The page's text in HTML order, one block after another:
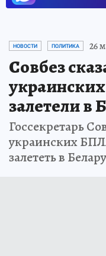
НОВОСТИ ПОЛИТИКА 26
Совбез
залетели в
Госсекретарь
украинских
залететь в